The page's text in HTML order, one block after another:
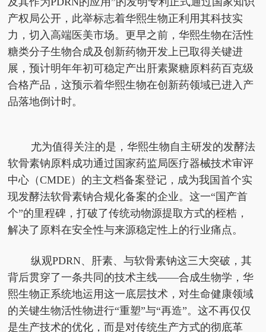
产权局公开，此举标志着华熙生物正利用其科技实
力，切入高端医美市场。更早之前，华熙生物在活性
糖类分子生物合成及创新药物开发上已取得关键进
展，预计明年年初可稳定产出肝素聚糖原料药百克级
合格产品，这预示着华熙生物在创新药领域已进入产
品落地倒计时。
尤为值得关注的是，华熙生物自主研发的发酵法
软骨素钠原料成功通过国家药监局医疗器械技术审评
中心（CMDE）的主文档备案登记，成为我国首个实
现发酵法软骨素钠合规化备案的企业。这一“国产首
个”的里程碑，打破了传统动物源提取方式的桎梏，
解决了原料在安全性与来源稳定性上的行业痛点。
纵观PDRN、肝素、与软骨素钠这三大突破，其
背后贯穿了一条共同的技术主线——合成生物学，华
熙生物正系统地运用这一底层技术，对生命健康领域
的关键生物活性物进行“重塑”与“再造”。这不再仅仅
是生产技术的优化，而是对传统生产方式的彻底革